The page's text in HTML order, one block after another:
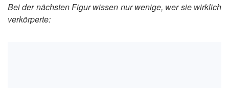
Bei der nächsten Figur wissen nur wenige, wer sie wirklich
verkörperte: